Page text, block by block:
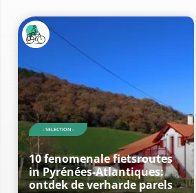
- SELECTION -
10 fenomenale fietsroutes
in Pyrénées-Atlantiques:
ontdek de verharde parels